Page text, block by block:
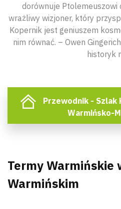
dorównuje Ptolemeuszowi
wrażliwy wizjoner, który
Kopernik jest geniuszem
nim równać. – Owen
historyk
Przewodnik -
Warmińsko-
Termy Warmińskie
Warmińskim